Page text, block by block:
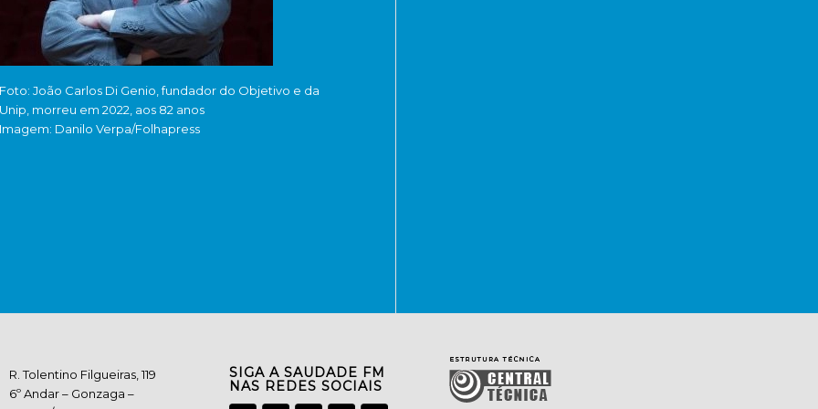
Foto: João Carlos Di Genio, fundador do Objetivo e da
Unip, morreu em 2022, aos 82 anos
Imagem: Danilo Verpa/Folhapress
R. Tolentino Filgueiras, 119
6º Andar – Gonzaga –
SIGA A SAUDADE FM
NAS REDES SOCIAIS